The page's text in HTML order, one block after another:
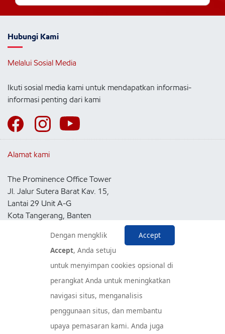
Hubungi Kami
Melalui Sosial Media
Ikuti sosial media kami untuk mendapatkan informasi-
informasi penting dari kami
Alamat kami
The Prominence Office Tower
Jl. Jalur Sutera Barat Kav. 15,
Lantai 29 Unit A-G
Kota Tangerang, Banten
Pusat Layanan Konsumen
Accept
Dengan mengklik
Accept, Anda setuju
untuk menyimpan cookies opsional di
perangkat Anda untuk meningkatkan
navigasi situs, menganalisis
penggunaan situs, dan membantu
upaya pemasaran kami. Anda juga